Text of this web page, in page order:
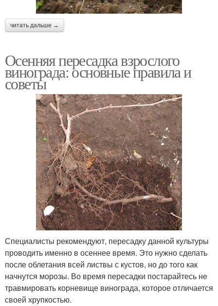
читать дальше →
Осенняя пересадка взрослого
винограда: основные правила и
советы
Специалисты рекомендуют, пересадку данной культуры
проводить именно в осеннее время. Это нужно сделать
после облетания всей листвы с кустов, но до того как
начнутся морозы. Во время пересадки постарайтесь не
травмировать корневище винограда, которое отличается
своей хрупкостью.